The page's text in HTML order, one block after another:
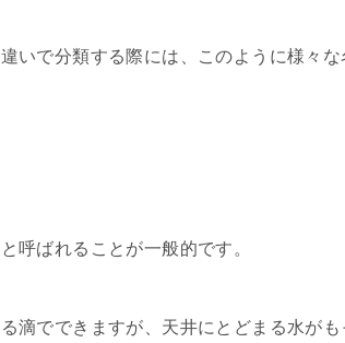
いで分類する際には、このように様々
呼ばれることが一般的です。
滴でできますが、天井にとどまる水がも